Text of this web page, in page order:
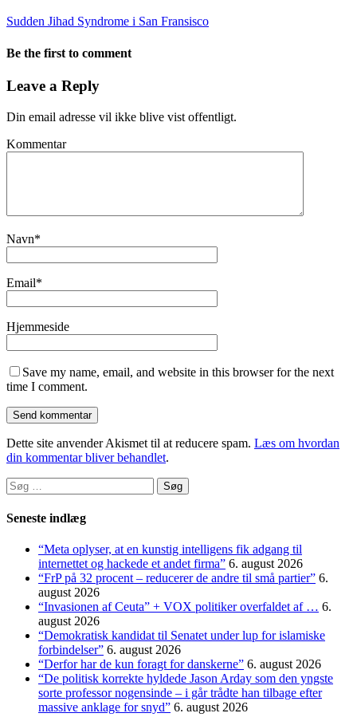
Sudden Jihad Syndrome i San Fransisco
Be the first to comment
Leave a Reply
Din email adresse vil ikke blive vist offentligt.
Kommentar
Navn*
Email*
Hjemmeside
Save my name, email, and website in this browser for the next
time I comment.
Dette site anvender Akismet til at reducere spam. Læs om hvordan
din kommentar bliver behandlet.
Søg
efter:
Seneste indlæg
“Meta oplyser, at en kunstig intelligens fik adgang til
internettet og hackede et andet firma” 6. august 2026
“FrP på 32 procent – reducerer de andre til små partier” 6.
august 2026
“Invasionen af Ceuta” + VOX politiker overfaldet af … 6.
august 2026
“Demokratisk kandidat til Senatet under lup for islamiske
forbindelser” 6. august 2026
“Derfor har de kun foragt for danskerne” 6. august 2026
“De politisk korrekte hyldede Jason Arday som den yngste
sorte professor nogensinde – i går trådte han tilbage efter
massive anklage for snyd” 6. august 2026